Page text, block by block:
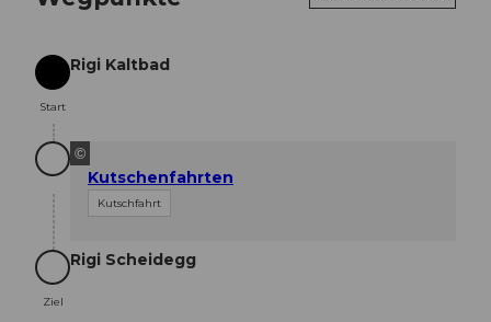
Start
Start
Rigi Kaltbad
©
Kutschenfahrten
Kutschfahrt
Ziel
Ziel
Rigi Scheidegg